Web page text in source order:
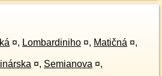
¤, Lombardiniho ¤, Matičná ¤,
¤, Semianova ¤,